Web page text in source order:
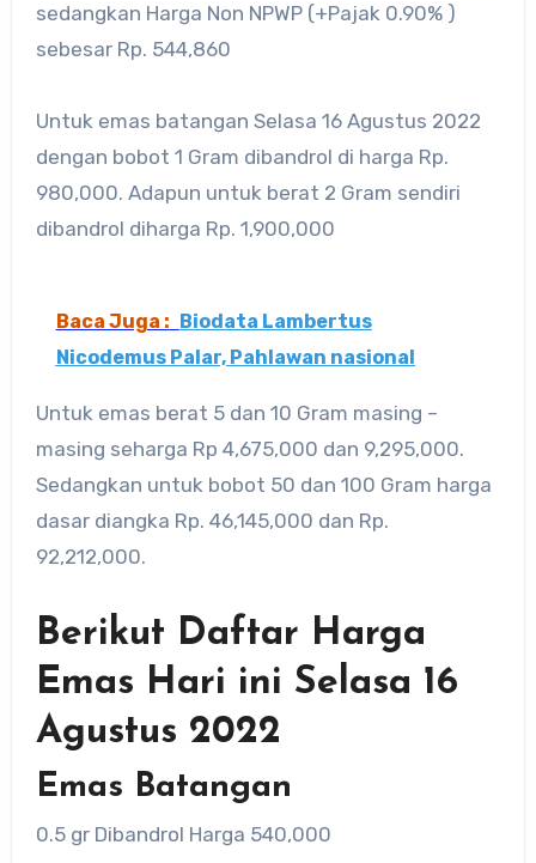
sedangkan Harga Non NPWP (+Pajak 0.90% )
sebesar Rp. 544,860
Untuk emas batangan Selasa 16 Agustus 2022
dengan bobot 1 Gram dibandrol di harga Rp.
980,000. Adapun untuk berat 2 Gram sendiri
dibandrol diharga Rp. 1,900,000
Baca Juga :
Biodata Lambertus
Nicodemus Palar, Pahlawan nasional
Untuk emas berat 5 dan 10 Gram masing –
masing seharga Rp 4,675,000 dan 9,295,000.
Sedangkan untuk bobot 50 dan 100 Gram harga
dasar diangka Rp. 46,145,000 dan Rp.
92,212,000.
Berikut Daftar Harga
Emas Hari ini Selasa 16
Agustus 2022
Emas Batangan
0.5 gr Dibandrol Harga 540,000